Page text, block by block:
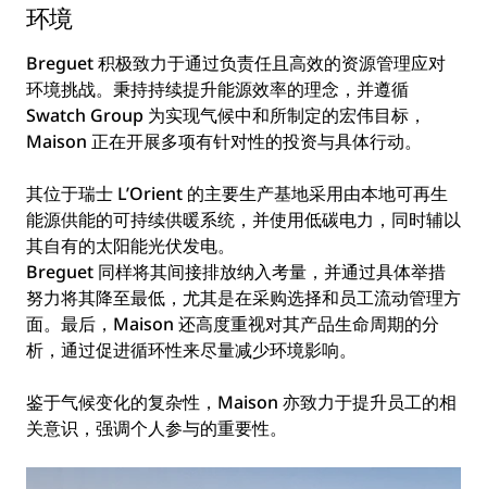
环境
Breguet 积极致力于通过负责任且高效的资源管理应对
环境挑战。秉持持续提升能源效率的理念，并遵循
Swatch Group 为实现气候中和所制定的宏伟目标，
Maison 正在开展多项有针对性的投资与具体行动。
其位于瑞士 L’Orient 的主要生产基地采用由本地可再生
能源供能的可持续供暖系统，并使用低碳电力，同时辅以
其自有的太阳能光伏发电。
Breguet 同样将其间接排放纳入考量，并通过具体举措
努力将其降至最低，尤其是在采购选择和员工流动管理方
面。最后，Maison 还高度重视对其产品生命周期的分
析，通过促进循环性来尽量减少环境影响。
鉴于气候变化的复杂性，Maison 亦致力于提升员工的相
关意识，强调个人参与的重要性。